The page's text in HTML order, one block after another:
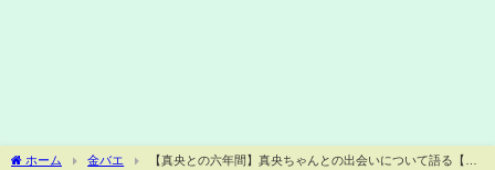
ホーム 金バエ
【真央との六年間】真央ちゃんとの出会いについて語る【金